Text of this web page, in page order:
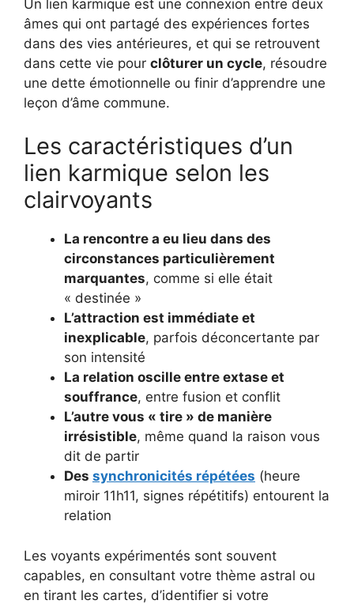
Un lien karmique est une connexion entre deux
âmes qui ont partagé des expériences fortes
dans des vies antérieures, et qui se retrouvent
dans cette vie pour clôturer un cycle, résoudre
une dette émotionnelle ou finir d’apprendre une
leçon d’âme commune.
Les caractéristiques d’un
lien karmique selon les
clairvoyants
La rencontre a eu lieu dans des
circonstances particulièrement
marquantes, comme si elle était
« destinée »
L’attraction est immédiate et
inexplicable, parfois déconcertante par
son intensité
La relation oscille entre extase et
souffrance, entre fusion et conflit
L’autre vous « tire » de manière
irrésistible, même quand la raison vous
dit de partir
Des synchronicités répétées (heure
miroir 11h11, signes répétitifs) entourent la
relation
Les voyants expérimentés sont souvent
capables, en consultant votre thème astral ou
en tirant les cartes, d’identifier si votre